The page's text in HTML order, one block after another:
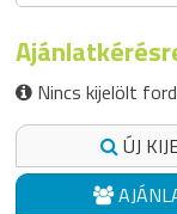
Nincs kijelölt
ÚJ